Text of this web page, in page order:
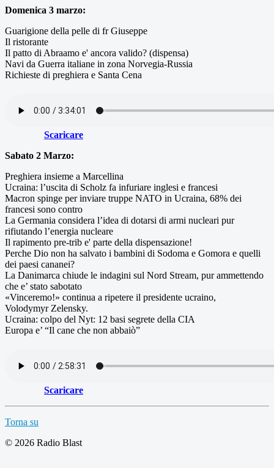
Domenica 3 marzo:
Guarigione della pelle di fr Giuseppe
Il ristorante
Il patto di Abraamo e' ancora valido? (dispensa)
Navi da Guerra italiane in zona Norvegia-Russia
Richieste di preghiera e Santa Cena
Scaricare
Sabato 2 Marzo:
Preghiera insieme a Marcellina
Ucraina: l’uscita di Scholz fa infuriare inglesi e francesi
Macron spinge per inviare truppe NATO in Ucraina, 68% dei
francesi sono contro
La Germania considera l’idea di dotarsi di armi nucleari pur
rifiutando l’energia nucleare
Il rapimento pre-trib e' parte della dispensazione!
Perche Dio non ha salvato i bambini di Sodoma e Gomora e quelli
dei paesi cananei?
La Danimarca chiude le indagini sul Nord Stream, pur ammettendo
che e’ stato sabotato
«Vinceremo!» continua a ripetere il presidente ucraino,
Volodymyr Zelensky.
Ucraina: colpo del Nyt: 12 basi segrete della CIA
Europa e’ “Il cane che non abbaiò”
Scaricare
Torna su
© 2026 Radio Blast